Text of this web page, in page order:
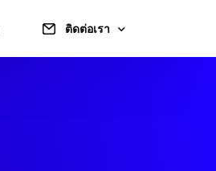
ติดต่อเรา